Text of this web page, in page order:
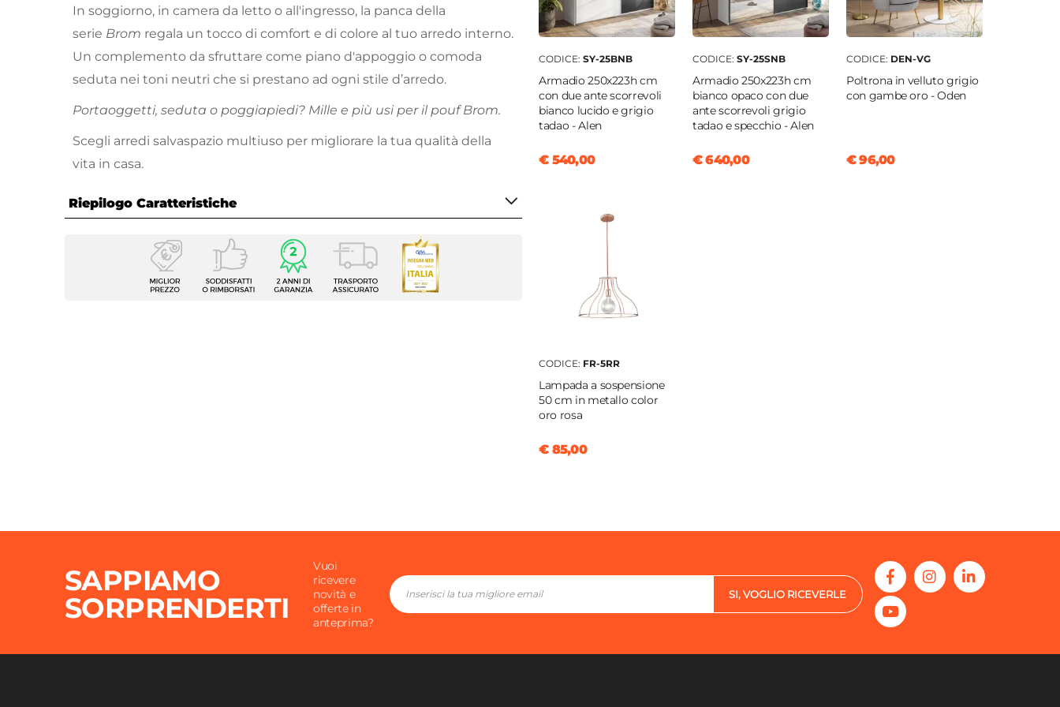
In soggiorno, in camera da letto o all'ingresso, la panca della
serie Brom regala un tocco di comfort e di colore al tuo arredo interno.
Un complemento da sfruttare come piano d'appoggio o comoda
seduta nei toni neutri che si prestano ad ogni stile d’arredo.
Portaoggetti, seduta o poggiapiedi? Mille e più usi per il pouf Brom.
Scegli arredi salvaspazio multiuso per migliorare la tua qualità della
vita in casa.
Riepilogo Caratteristiche
Caratteristiche
Panca
Brom
CODICE: SY-25BNB
Armadio 250x223h cm
con due ante scorrevoli
bianco lucido e grigio
tadao - Alen
€ 540,00
CODICE: SY-25SNB
Armadio 250x223h cm
bianco opaco con due
ante scorrevoli grigio
tadao e specchio - Alen
€ 640,00
CODICE: DEN-VG
Poltrona in velluto grigio
con gambe oro - Oden
€ 96,00
CODICE: FR-5RR
Lampada a sospensione
50 cm in metallo color
oro rosa
€ 85,00
SAPPIAMO
SORPRENDERTI
Vuoi
ricevere
novità e
offerte in
anteprima?
SI, VOGLIO RICEVERLE